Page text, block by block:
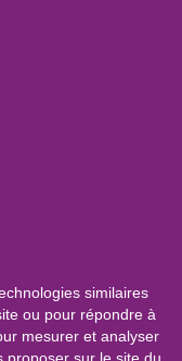
similaires
ou pour répondre à
mesurer et analyser